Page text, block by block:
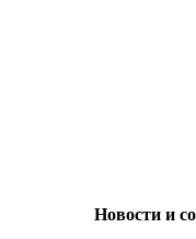
Новости и